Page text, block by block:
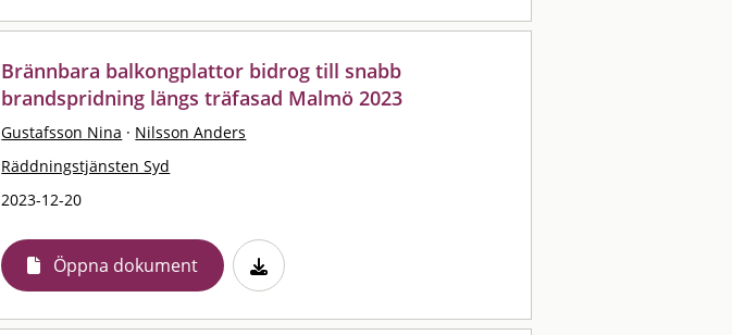
Brännbara balkongplattor bidrog till snabb
brandspridning längs träfasad Malmö 2023
Gustafsson Nina · Nilsson Anders
Räddningstjänsten Syd
2023-12-20
Öppna dokument